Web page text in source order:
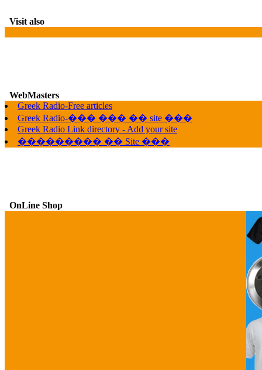
Visit also
WebMasters
Greek Radio-Free articles
Greek Radio-��� ��� �� site ���
Greek Radio Link directory - Add your site
��������� �� Site ���
OnLine Shop